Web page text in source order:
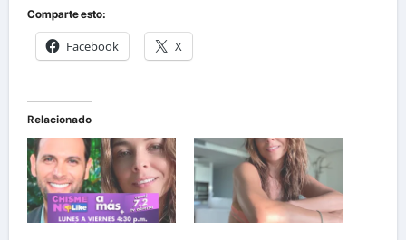
Comparte esto:
Facebook X
Relacionado